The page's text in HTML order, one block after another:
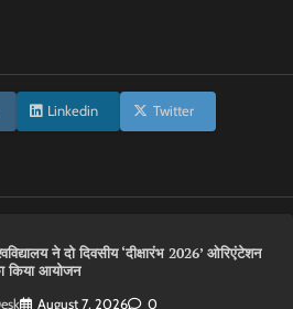
Linkedin Twitter
ने दो दिवसीय ‘दीक्षारंभ 2026’ ओरिएंटेशन
किया आयोजन
August 7, 2026 0